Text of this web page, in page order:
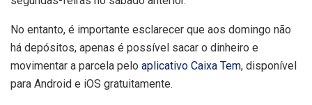
No entanto, é importante esclarecer que aos domingo não
há depósitos, apenas é possível sacar o dinheiro e
movimentar a parcela pelo aplicativo Caixa Tem, disponível
para Android e iOS gratuitamente.